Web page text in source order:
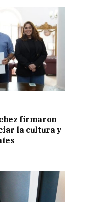
firmaron
la cultura y